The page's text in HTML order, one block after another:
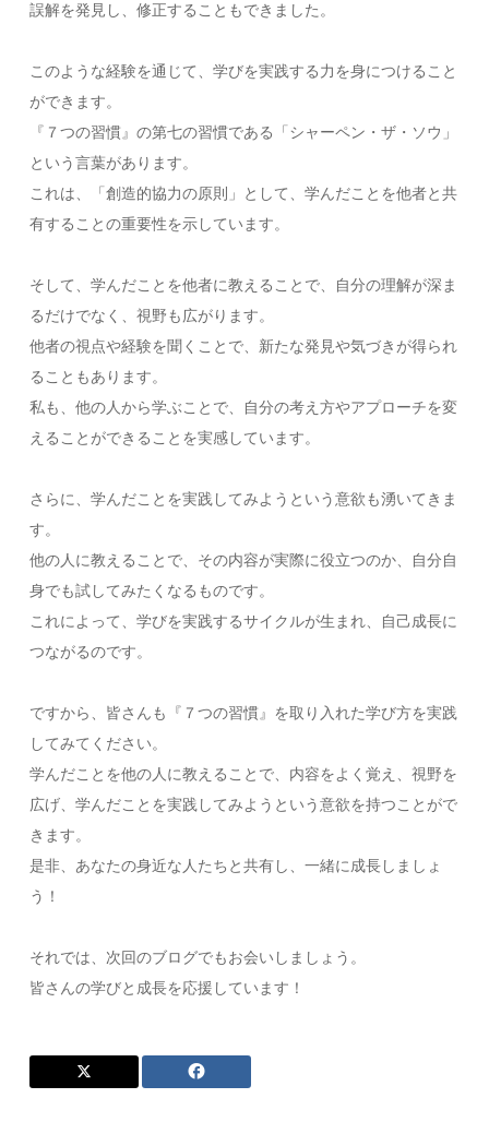
誤解を発見し、修正することもできました。
このような経験を通じて、学びを実践する力を身につけること
ができます。
『７つの習慣』の第七の習慣である「シャーペン・ザ・ソウ」
という言葉があります。
これは、「創造的協力の原則」として、学んだことを他者と共
有することの重要性を示しています。
そして、学んだことを他者に教えることで、自分の理解が深ま
るだけでなく、視野も広がります。
他者の視点や経験を聞くことで、新たな発見や気づきが得られ
ることもあります。
私も、他の人から学ぶことで、自分の考え方やアプローチを変
えることができることを実感しています。
さらに、学んだことを実践してみようという意欲も湧いてきま
す。
他の人に教えることで、その内容が実際に役立つのか、自分自
身でも試してみたくなるものです。
これによって、学びを実践するサイクルが生まれ、自己成長に
つながるのです。
ですから、皆さんも『７つの習慣』を取り入れた学び方を実践
してみてください。
学んだことを他の人に教えることで、内容をよく覚え、視野を
広げ、学んだことを実践してみようという意欲を持つことがで
きます。
是非、あなたの身近な人たちと共有し、一緒に成長しましょ
う！
それでは、次回のブログでもお会いしましょう。
皆さんの学びと成長を応援しています！